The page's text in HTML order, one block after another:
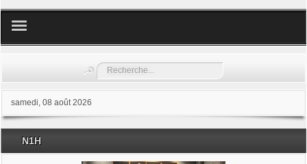
Les samedis du sport
Les stages
Rechercher
samedi, 08 août 2026
N1H